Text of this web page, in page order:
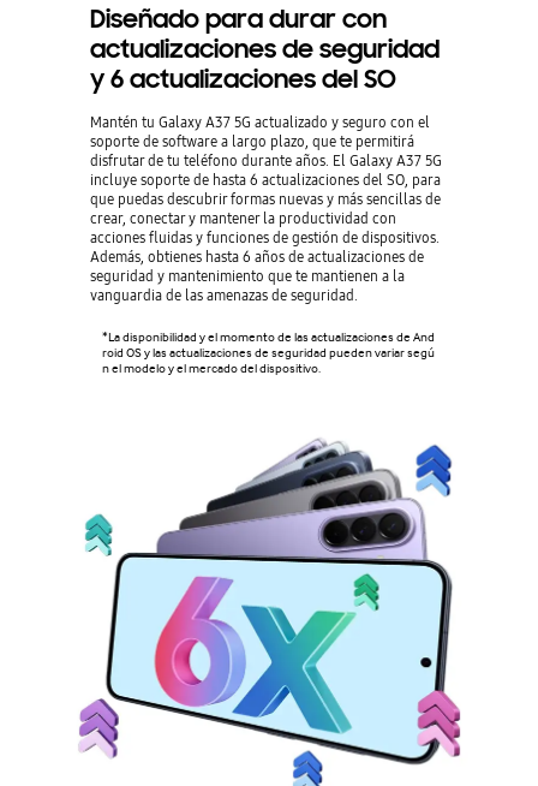
Diseñado para durar con
actualizaciones de seguridad
y 6 actualizaciones del SO
Mantén tu Galaxy A37 5G actualizado y seguro con el
soporte de software a largo plazo, que te permitirá
disfrutar de tu teléfono durante años. El Galaxy A37 5G
incluye soporte de hasta 6 actualizaciones del SO, para
que puedas descubrir formas nuevas y más sencillas de
crear, conectar y mantener la productividad con
acciones fluidas y funciones de gestión de dispositivos.
Además, obtienes hasta 6 años de actualizaciones de
seguridad y mantenimiento que te mantienen a la
vanguardia de las amenazas de seguridad.
*La disponibilidad y el momento de las actualizaciones de And
roid OS y las actualizaciones de seguridad pueden variar segú
n el modelo y el mercado del dispositivo.